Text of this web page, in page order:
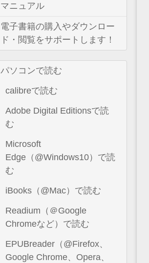
マニュアル
電子書籍の購入やダウンロー
ド・閲覧をサポートします！
パソコンで読む
calibreで読む
Adobe Digital Editionsで読
む
Microsoft
Edge（@Windows10）で読
む
iBooks（@Mac）で読む
Readium（＠Google
Chromeなど）で読む
EPUBreader（@Firefox、
Google Chrome、Opera、